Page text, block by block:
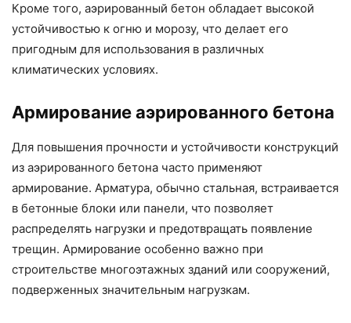
Кроме того, аэрированный бетон обладает высокой
устойчивостью к огню и морозу, что делает его
пригодным для использования в различных
климатических условиях.
Армирование аэрированного бетона
Для повышения прочности и устойчивости конструкций
из аэрированного бетона часто применяют
армирование. Арматура, обычно стальная, встраивается
в бетонные блоки или панели, что позволяет
распределять нагрузки и предотвращать появление
трещин. Армирование особенно важно при
строительстве многоэтажных зданий или сооружений,
подверженных значительным нагрузкам.